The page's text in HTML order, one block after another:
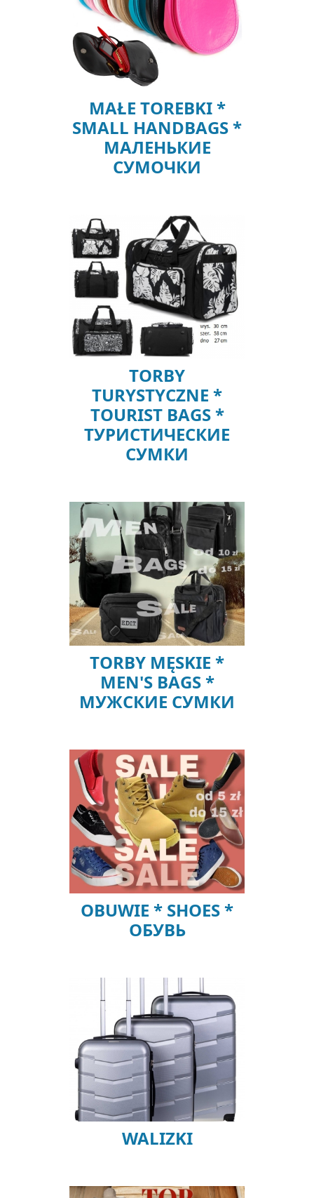
MAŁE TOREBKI *
SMALL HANDBAGS *
МАЛЕНЬКИЕ
СУМОЧКИ
TORBY
TURYSTYCZNE *
TOURIST BAGS *
ТУРИСТИЧЕСКИЕ
СУМКИ
TORBY MĘSKIE *
MEN'S BAGS *
МУЖСКИЕ СУМКИ
OBUWIE * SHOES *
OБУВЬ
WALIZKI